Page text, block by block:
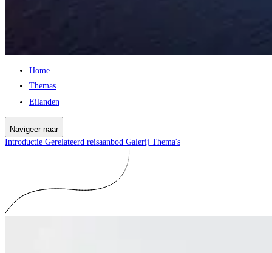
Home
Themas
Eilanden
Navigeer naar
Introductie Gerelateerd reisaanbod Galerij Thema's